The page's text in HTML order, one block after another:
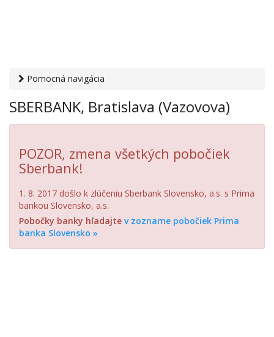
Pomocná navigácia
SBERBANK, Bratislava (Vazovova)
SBERBANK, Bratislava (Vazovova)
POZOR, zmena všetkých pobočiek
Sberbank!
1. 8. 2017 došlo k zlúčeniu Sberbank Slovensko, a.s. s Prima
bankou Slovensko, a.s.
Pobočky banky hľadajte v zozname pobočiek Prima
banka Slovensko »